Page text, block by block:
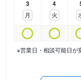
3
月
4
火
※営業日・相談可能日が